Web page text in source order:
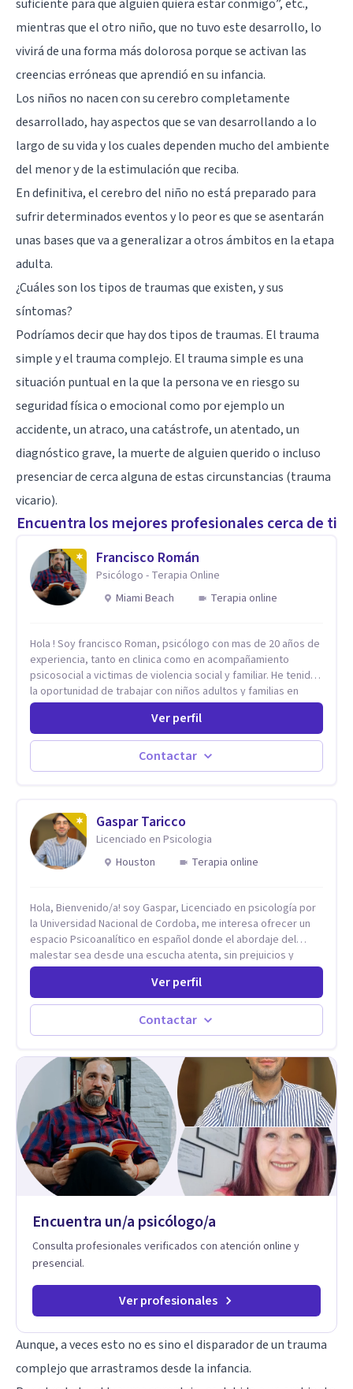
suficiente para que alguien quiera estar conmigo”, etc.,
mientras que el otro niño, que no tuvo este desarrollo, lo
vivirá de una forma más dolorosa porque se activan las
creencias erróneas que aprendió en su infancia.
Los niños no nacen con su cerebro completamente
desarrollado, hay aspectos que se van desarrollando a lo
largo de su vida y los cuales dependen mucho del ambiente
del menor y de la estimulación que reciba.
En definitiva, el cerebro del niño no está preparado para
sufrir determinados eventos y lo peor es que se asentarán
unas bases que va a generalizar a otros ámbitos en la etapa
adulta.
¿Cuáles son los tipos de traumas que existen, y sus
síntomas?
Podríamos decir que hay dos tipos de traumas. El trauma
simple y el trauma complejo. El trauma simple es una
situación puntual en la que la persona ve en riesgo su
seguridad física o emocional como por ejemplo un
accidente, un atraco, una catástrofe, un atentado, un
diagnóstico grave, la muerte de alguien querido o incluso
presenciar de cerca alguna de estas circunstancias (trauma
vicario).
Encuentra los mejores profesionales cerca de ti
Francisco Román
Psicólogo - Terapia Online
Miami Beach
Terapia online
Hola ! Soy francisco Roman, psicólogo con mas de 20 años de
experiencia, tanto en clinica como en acompañamiento
psicosocial a victimas de violencia social y familiar. He tenido
la oportunidad de trabajar con niños adultos y familias en
todos los espacios y esto me ha dado un una variedad de
aprendizajes que ahora pongo a tu disposicion. En la
actualidad puedo atenderte de manera presencial y/o virtual,
de lunes a sabado. el costo de cada sesión lo acordamos en
el primer contacto
Ver perfil
Contactar
Gaspar Taricco
Licenciado en Psicologia
Houston
Terapia online
Hola, Bienvenido/a! soy Gaspar, Licenciado en psicología por
la Universidad Nacional de Cordoba, me interesa ofrecer un
espacio Psicoanalítico en español donde el abordaje del
malestar sea desde una escucha atenta, sin prejuicios y
rescatando lo singular de cada caso, sin caer en etiquetas.
Considero que todas las personas en algún momento pueden
sufrir y cada una por cuestiones particulares, es en mi
espacio donde se le dará un lugar a esas cuestiones
singulares de cada uno, para luego generar cambios. Soy una
seminarios, una especialización en psicoanálisis y también
investigo. Siempre en la búsqueda de ser un mejor
profesional.
Ver perfil
Contactar
Encuentra un/a psicólogo/a
Consulta profesionales verificados con atención online y
presencial.
Ver profesionales
Aunque, a veces esto no es sino el disparador de un trauma
complejo que arrastramos desde la infancia.